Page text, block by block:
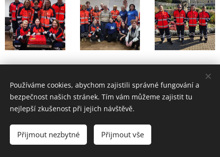
Share
HVĚZDY ŽIVOTA z.s., Úzká 3, 417 31 Novosedlice, tel.: 608 306
259
Používáme cookies, abychom zajistili správné fungování a
bezpečnost našich stránek. Tím vám můžeme zajistit tu
nejlepší zkušenost při jejich návštěvě.
Přijmout nezbytné Přijmout vše